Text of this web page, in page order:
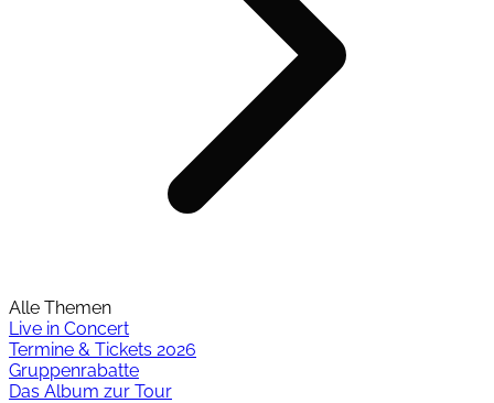
Alle Themen
Live in Concert
Termine & Tickets 2026
Gruppenrabatte
Das Album zur Tour